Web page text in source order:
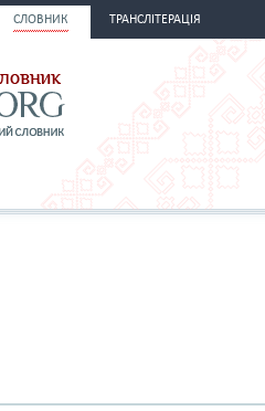
СЛОВНИК ТРАНСЛІТЕРАЦІЯ